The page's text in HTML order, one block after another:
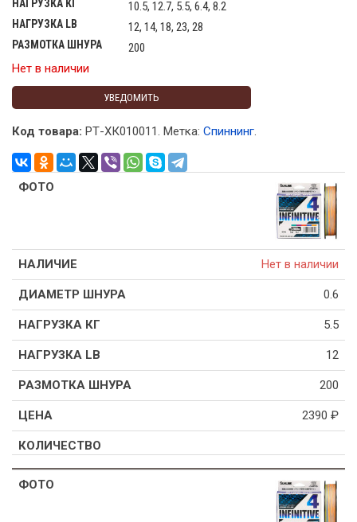
НАГРУЗКА КГ 10.5, 12.7, 5.5, 6.4, 8.2
НАГРУЗКА LB 12, 14, 18, 23, 28
РАЗМОТКА ШНУРА
200
Нет в наличии
УВЕДОМИТЬ
Код товара: РТ-ХК010011. Метка: Спиннинг.
Нет в наличии
0.6
5.5
12
200
2390 ₽